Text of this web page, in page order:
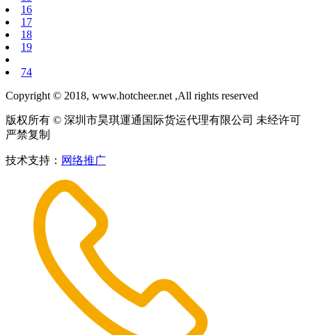
16
17
18
19
74
Copyright © 2018, www.hotcheer.net ,All rights reserved
版权所有 © 深圳市昊琪運通国际货运代理有限公司 未经许可
严禁复制
技术支持： 网络推广